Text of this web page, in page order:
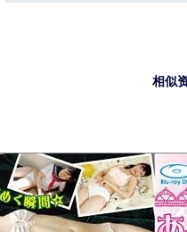
相似